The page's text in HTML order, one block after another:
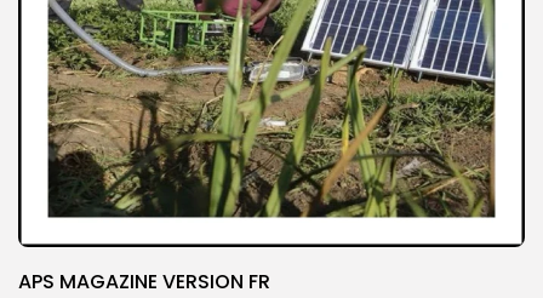
APS MAGAZINE VERSION FR